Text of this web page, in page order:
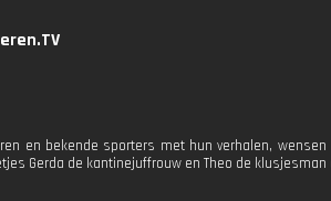
en bekende sporters met hun verhalen,
Gerda de kantinejuffrouw en Theo de klusjesman